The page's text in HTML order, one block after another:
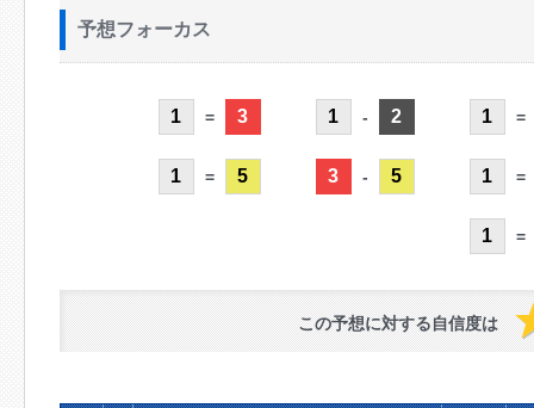
予想フォーカス
1 = 3
1 = 5
1 - 2
3 - 5
1 =
1 =
1 =
この予想に対する自信度は